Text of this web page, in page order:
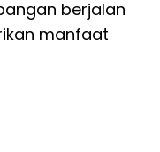
berjalan
manfaat